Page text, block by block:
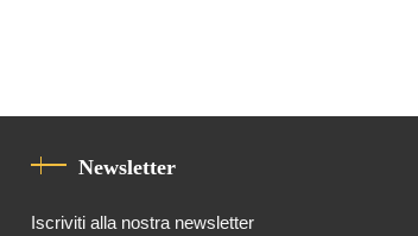
Newsletter
Iscriviti alla nostra newsletter